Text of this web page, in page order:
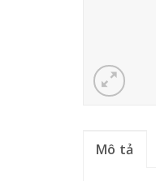
Mô tả